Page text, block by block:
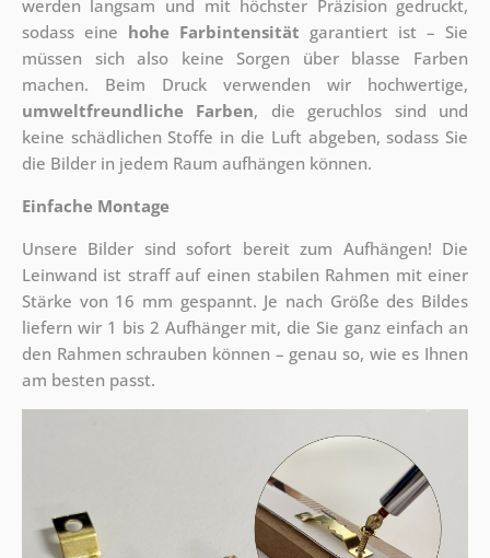
werden langsam und mit höchster Präzision gedruckt,
sodass eine hohe Farbintensität garantiert ist – Sie
müssen sich also keine Sorgen über blasse Farben
machen. Beim Druck verwenden wir hochwertige,
umweltfreundliche Farben, die geruchlos sind und
keine schädlichen Stoffe in die Luft abgeben, sodass Sie
die Bilder in jedem Raum aufhängen können.
Einfache Montage
Unsere Bilder sind sofort bereit zum Aufhängen! Die
Leinwand ist straff auf einen stabilen Rahmen mit einer
Stärke von 16 mm gespannt. Je nach Größe des Bildes
liefern wir 1 bis 2 Aufhänger mit, die Sie ganz einfach an
den Rahmen schrauben können – genau so, wie es Ihnen
am besten passt.